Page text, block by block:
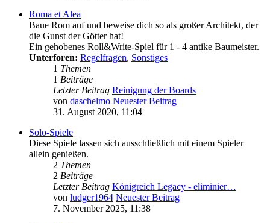
Roma et Alea
Baue Rom auf und beweise dich so als großer Architekt, der
die Gunst der Götter hat!
Ein gehobenes Roll&Write-Spiel für 1 - 4 antike Baumeister.
Unterforen: Regelfragen, Sonstiges
1 Themen
1 Beiträge
Letzter Beitrag Reinigung der Boards
von daschelmo Neuester Beitrag
31. August 2020, 11:04
Solo-Spiele
Diese Spiele lassen sich ausschließlich mit einem Spieler
allein genießen.
2 Themen
2 Beiträge
Letzter Beitrag Königreich Legacy - eliminier…
von ludger1964 Neuester Beitrag
7. November 2025, 11:38